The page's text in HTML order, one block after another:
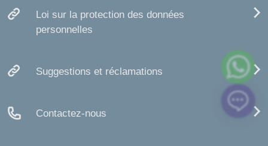
Loi sur la protection des données
personnelles
Suggestions et réclamations
Contactez-nous